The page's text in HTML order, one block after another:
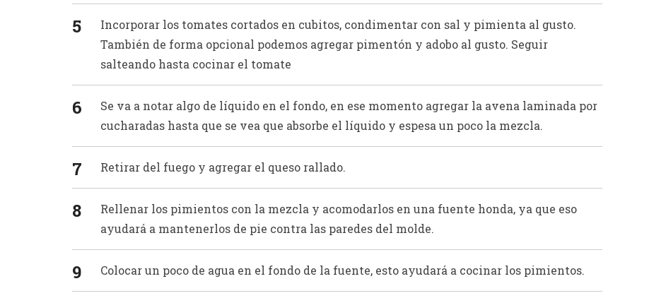
Incorporar los tomates cortados en cubitos, condimentar con sal y pimienta al gusto.
También de forma opcional podemos agregar pimentón y adobo al gusto. Seguir
salteando hasta cocinar el tomate
Se va a notar algo de líquido en el fondo, en ese momento agregar la avena laminada por
cucharadas hasta que se vea que absorbe el líquido y espesa un poco la mezcla.
Retirar del fuego y agregar el queso rallado.
Rellenar los pimientos con la mezcla y acomodarlos en una fuente honda, ya que eso
ayudará a mantenerlos de pie contra las paredes del molde.
Colocar un poco de agua en el fondo de la fuente, esto ayudará a cocinar los pimientos.